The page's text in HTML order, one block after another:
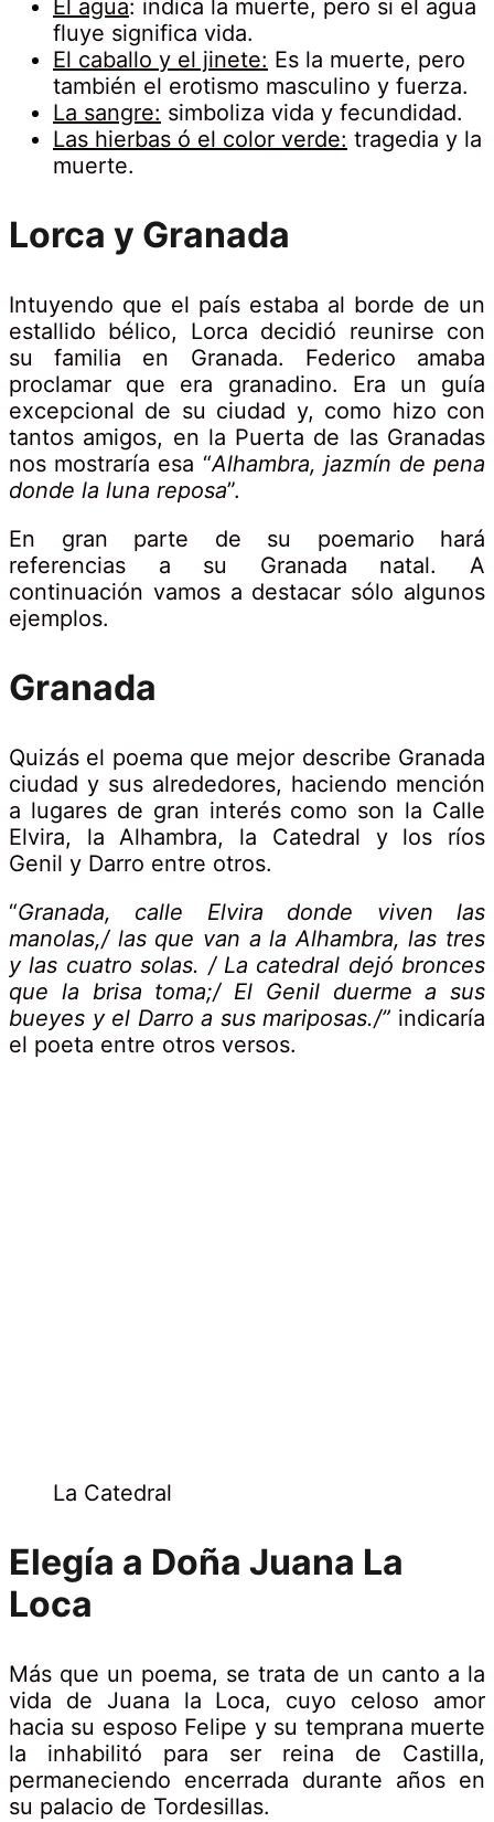
El agua: indica la muerte, pero si el agua
fluye significa vida.
El caballo y el jinete: Es la muerte, pero
también el erotismo masculino y fuerza.
La sangre: simboliza vida y fecundidad.
Las hierbas ó el color verde: tragedia y la
muerte.
Lorca y Granada
Intuyendo que el país estaba al borde de un
estallido bélico, Lorca decidió reunirse con
su familia en Granada. Federico amaba
proclamar que era granadino. Era un guía
excepcional de su ciudad y, como hizo con
tantos amigos, en la Puerta de las Granadas
nos mostraría esa “Alhambra, jazmín de pena
donde la luna reposa”.
En gran parte de su poemario hará
referencias a su Granada natal. A
continuación vamos a destacar sólo algunos
ejemplos.
Granada
Quizás el poema que mejor describe Granada
ciudad y sus alrededores, haciendo mención
a lugares de gran interés como son la Calle
Elvira, la Alhambra, la Catedral y los ríos
Genil y Darro entre otros.
“Granada, calle Elvira donde viven las
manolas,/ las que van a la Alhambra, las tres
y las cuatro solas. / La catedral dejó bronces
que la brisa toma;/ El Genil duerme a sus
bueyes y el Darro a sus mariposas./” indicaría
el poeta entre otros versos.
La Catedral
Elegía a Doña Juana La
Loca
Más que un poema, se trata de un canto a la
vida de Juana la Loca, cuyo celoso amor
hacia su esposo Felipe y su temprana muerte
la inhabilitó para ser reina de Castilla,
permaneciendo encerrada durante años en
su palacio de Tordesillas.